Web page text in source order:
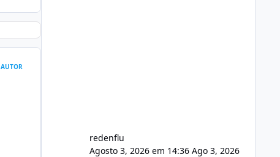
AUTOR
redenflu
Agosto 3, 2026 em 14:36 Ago 3, 2026